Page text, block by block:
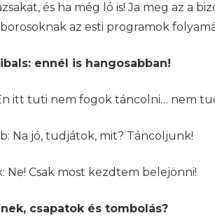
és ha még ló is! Ja meg az a
az esti programok
ennél is hangosabban!
itt tuti nem fogok táncolni… nem
Na jó, tudjátok, mit? Táncoljunk!
Ne! Csak most kezdtem belejönni!
csapatok és tombolás?